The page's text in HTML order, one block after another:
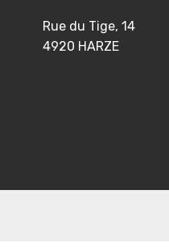
Rue du Tige, 14
4920 HARZE